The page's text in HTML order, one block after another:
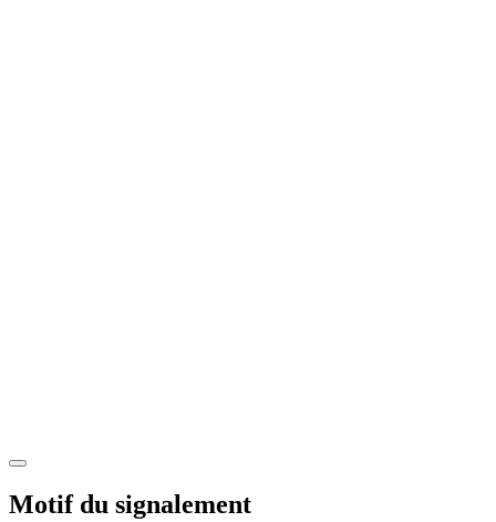
Motif du signalement